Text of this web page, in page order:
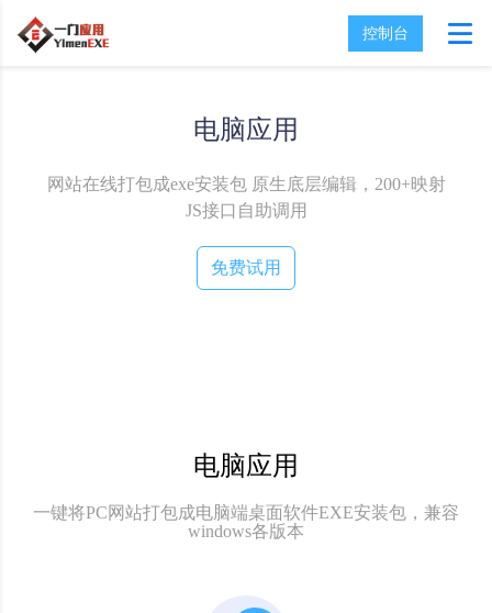
控制台
电脑应用
网站在线打包成exe安装包原生底层编辑，200+映射
JS接口自助调用
免费试用
电脑应用
一键将PC网站打包成电脑端桌面软件EXE安装包，兼容
windows各版本